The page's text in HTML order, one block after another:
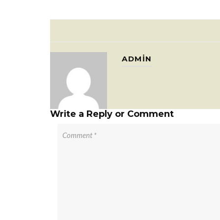
ADMIN
Write a Reply or Comment